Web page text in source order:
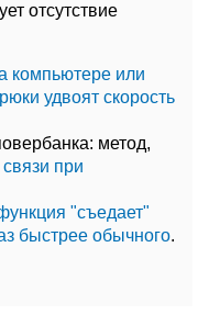
отсутствие
компьютере или
удвоят скорость
метод,
при
"съедает"
быстрее обычного.